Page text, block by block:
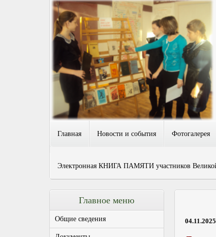
Главная Новости и события Фотогалерея
Электронная КНИГА ПАМЯТИ участников
04.11.2025
Главное меню
Общие сведения